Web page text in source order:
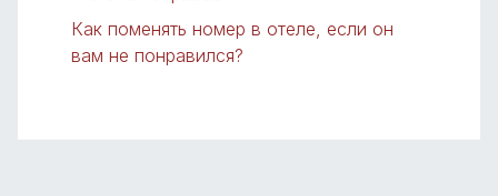
Как поменять номер в отеле, если он
вам не понравился?